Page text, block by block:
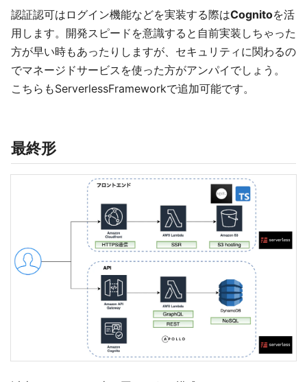
認証認可はログイン機能などを実装する際はCognitoを活
用します。開発スピードを意識すると自前実装しちゃった
方が早い時もあったりしますが、セキュリティに関わるの
でマネージドサービスを使った方がアンパイでしょう。
こちらもServerlessFrameworkで追加可能です。
最終形